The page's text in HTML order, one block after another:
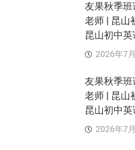
友果秋季
老师 | 昆山
昆山初中
2026年7
友果秋季
老师 | 昆山
昆山初中
2026年7